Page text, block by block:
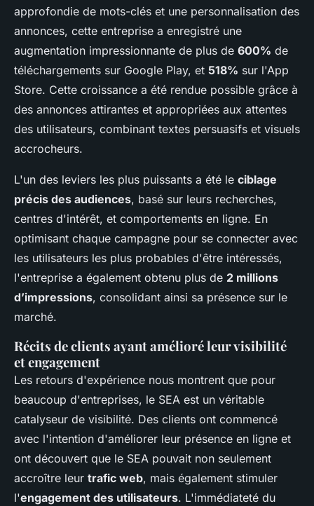
approfondie de mots-clés et une personnalisation des
annonces, cette entreprise a enregistré une
augmentation impressionnante de plus de 600% de
téléchargements sur Google Play, et 518% sur l'App
Store. Cette croissance a été rendue possible grâce à
des annonces attirantes et appropriées aux attentes
des utilisateurs, combinant textes persuasifs et visuels
accrocheurs.
L'un des leviers les plus puissants a été le ciblage
précis des audiences, basé sur leurs recherches,
centres d'intérêt, et comportements en ligne. En
optimisant chaque campagne pour se connecter avec
les utilisateurs les plus probables d'être intéressés,
l'entreprise a également obtenu plus de 2 millions
d’impressions, consolidant ainsi sa présence sur le
marché.
Récits de clients ayant amélioré leur visibilité
et engagement
Les retours d'expérience nous montrent que pour
beaucoup d'entreprises, le SEA est un véritable
catalyseur de visibilité. Des clients ont commencé
avec l'intention d'améliorer leur présence en ligne et
ont découvert que le SEA pouvait non seulement
accroître leur trafic web, mais également stimuler
l'engagement des utilisateurs. L'immédiateté du